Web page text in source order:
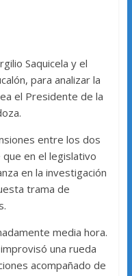
Saquicela y el
para analizar la
el Presidente de la
entre los dos
en el legislativo
en la investigación
trama de
media hora.
una rueda
acompañado de